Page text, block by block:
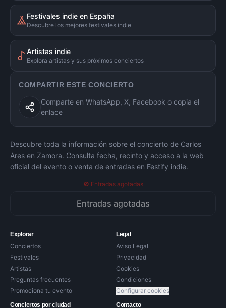
Festivales indie en España
Descubre los mejores festivales indie
Artistas indie
Explora artistas y sus próximos conciertos
COMPARTIR ESTE CONCIERTO
Comparte en WhatsApp, X, Facebook o copia el
enlace
Descubre toda la información sobre el concierto de Carlos
Ares en Zamora. Consulta fecha, recinto y acceso a la web
oficial del evento o venta de entradas en Festify indie.
🚫 Entradas agotadas
Entradas agotadas
Explorar
Conciertos
Festivales
Artistas
Preguntas frecuentes
Promociona tu evento
Legal
Aviso Legal
Privacidad
Cookies
Condiciones
Configurar cookies
Conciertos por ciudad Contacto